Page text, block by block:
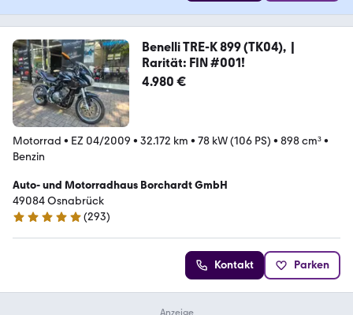
Benelli TRE-K 899 (TK04), |
Rarität: FIN #001!
4.980 €
Motorrad • EZ 04/2009 • 32.172 km • 78 kW (106 PS) • 898 cm³•
Benzin
Auto- und Motorradhaus Borchardt GmbH
49084 Osnabrück
5 Sterne
(293)
Kontakt Parken